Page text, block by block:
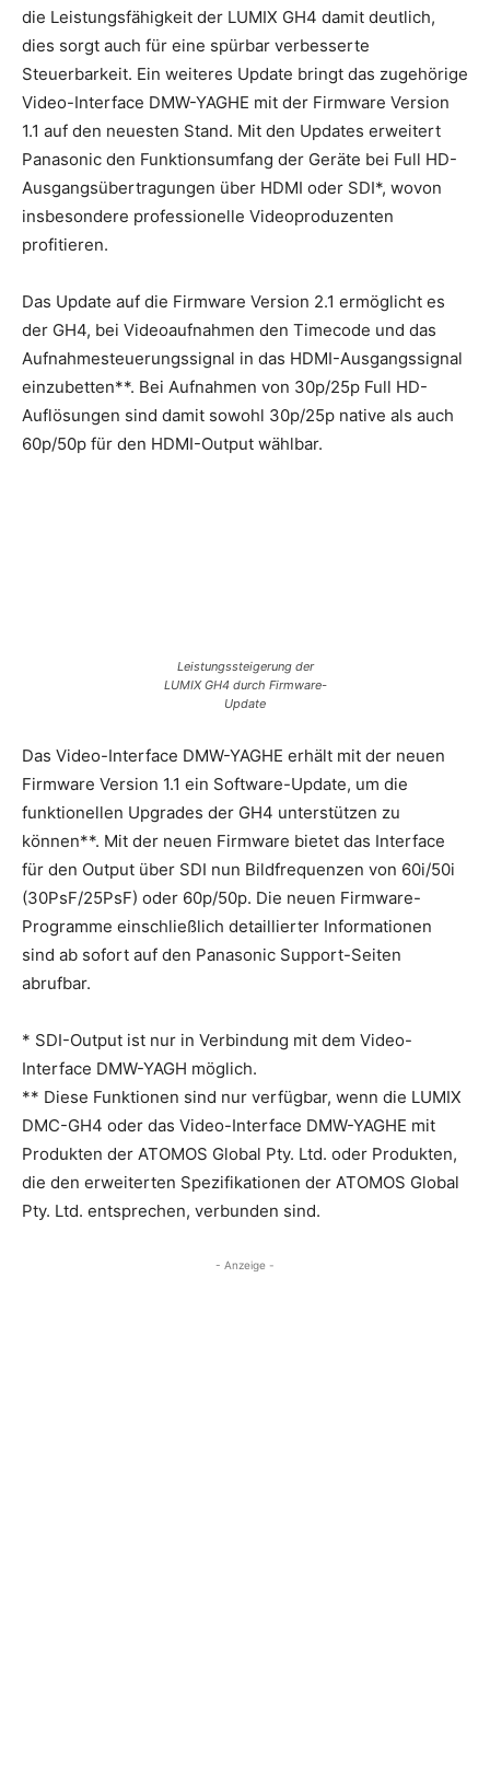
die Leistungsfähigkeit der LUMIX GH4 damit deutlich,
dies sorgt auch für eine spürbar verbesserte
Steuerbarkeit. Ein weiteres Update bringt das zugehörige
Video-Interface DMW-YAGHE mit der Firmware Version
1.1 auf den neuesten Stand. Mit den Updates erweitert
Panasonic den Funktionsumfang der Geräte bei Full HD-
Ausgangsübertragungen über HDMI oder SDI*, wovon
insbesondere professionelle Videoproduzenten
profitieren.
Das Update auf die Firmware Version 2.1 ermöglicht es
der GH4, bei Videoaufnahmen den Timecode und das
Aufnahmesteuerungssignal in das HDMI-Ausgangssignal
einzubetten**. Bei Aufnahmen von 30p/25p Full HD-
Auflösungen sind damit sowohl 30p/25p native als auch
60p/50p für den HDMI-Output wählbar.
Leistungssteigerung der
LUMIX GH4 durch Firmware-
Update
Das Video-Interface DMW-YAGHE erhält mit der neuen
Firmware Version 1.1 ein Software-Update, um die
funktionellen Upgrades der GH4 unterstützen zu
können**. Mit der neuen Firmware bietet das Interface
für den Output über SDI nun Bildfrequenzen von 60i/50i
(30PsF/25PsF) oder 60p/50p. Die neuen Firmware-
Programme einschließlich detaillierter Informationen
sind ab sofort auf den Panasonic Support-Seiten
abrufbar.
* SDI-Output ist nur in Verbindung mit dem Video-
Interface DMW-YAGH möglich.
** Diese Funktionen sind nur verfügbar, wenn die LUMIX
DMC-GH4 oder das Video-Interface DMW-YAGHE mit
Produkten der ATOMOS Global Pty. Ltd. oder Produkten,
die den erweiterten Spezifikationen der ATOMOS Global
Pty. Ltd. entsprechen, verbunden sind.
- Anzeige -